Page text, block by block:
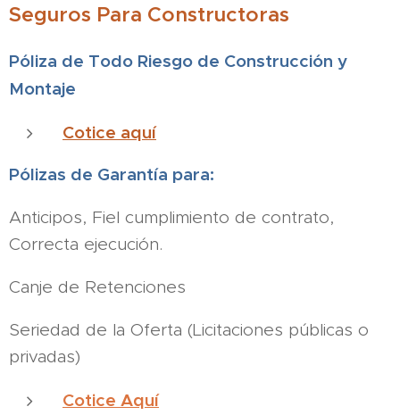
Seguros Para Constructoras
Póliza de Todo Riesgo de Construcción y
Montaje
Cotice aquí
Pólizas de Garantía para:
Anticipos, Fiel cumplimiento de contrato,
Correcta ejecución.
Canje de Retenciones
Seriedad de la Oferta (Licitaciones públicas o
privadas)
Cotice Aquí